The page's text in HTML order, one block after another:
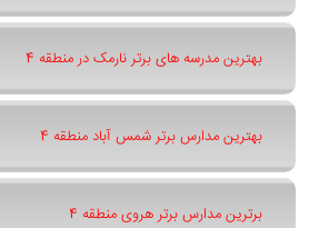
بهترین مدرسه های برتر نارمک در منطقه 4
بهترین مدارس برتر شمس آباد منطقه 4
برترین مدارس برتر هروی منطقه 4